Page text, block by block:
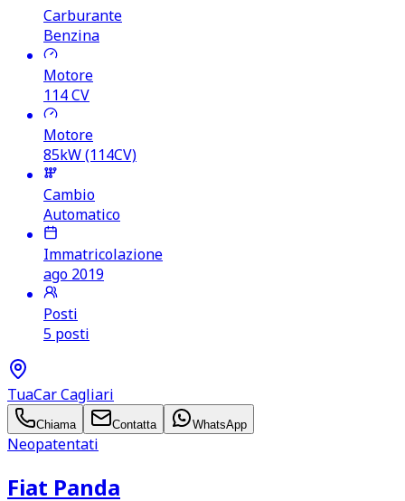
Carburante
Benzina
Motore
114CV
Motore
85kW (114CV)
Cambio
Automatico
Immatricolazione
ago 2019
Posti
5 posti
TuaCar Cagliari
Chiama Contatta WhatsApp
Neopatentati
Fiat Panda